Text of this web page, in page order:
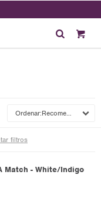
Recomendados
filtros
Match - White/Indigo